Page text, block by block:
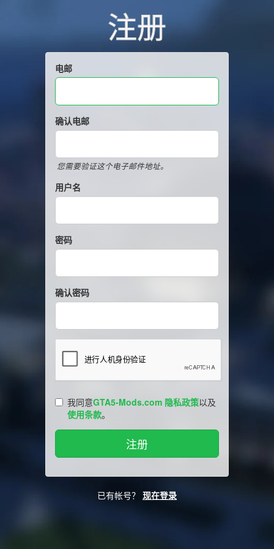
注册
电邮
确认电邮
您需要验证这个电子邮件地址。
用户名
密码
确认密码
我同意GTA5-Mods.com 隐私政策以及
使用条款。
已有帐号？ 现在登录